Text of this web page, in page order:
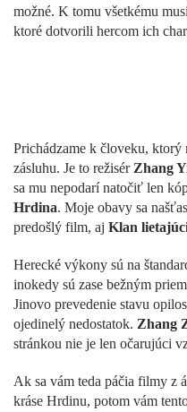
možné. K tomu všetkému
ktoré dotvorili hercom ich
Prichádzame k človeku, ktorý
zásluhu. Je to režisér Zhang
sa mu nepodarí natočiť len
Hrdina. Moje obavy sa
predošlý film, aj Klan
Herecké výkony sú na
inokedy sú zase bežným
Jinovo prevedenie stavu
ojedinelý nedostatok. Zhang
stránkou nie je len očarujúci
Ak sa vám teda páčia filmy z
kráse Hrdinu, potom vám